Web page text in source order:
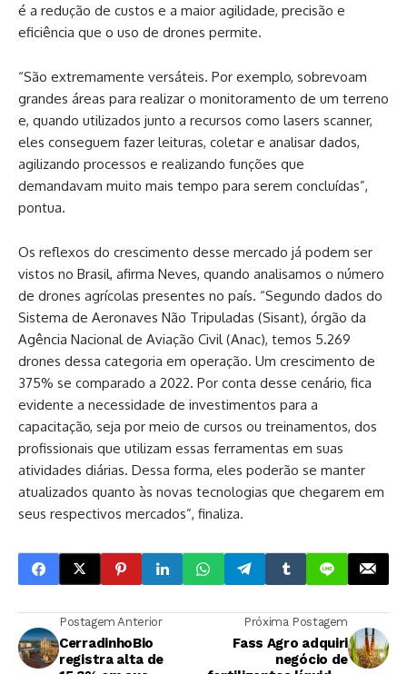
é a redução de custos e a maior agilidade, precisão e
eficiência que o uso de drones permite.
“São extremamente versáteis. Por exemplo, sobrevoam
grandes áreas para realizar o monitoramento de um terreno
e, quando utilizados junto a recursos como lasers scanner,
eles conseguem fazer leituras, coletar e analisar dados,
agilizando processos e realizando funções que
demandavam muito mais tempo para serem concluídas”,
pontua.
Os reflexos do crescimento desse mercado já podem ser
vistos no Brasil, afirma Neves, quando analisamos o número
de drones agrícolas presentes no país. “Segundo dados do
Sistema de Aeronaves Não Tripuladas (Sisant), órgão da
Agência Nacional de Aviação Civil (Anac), temos 5.269
drones dessa categoria em operação. Um crescimento de
375% se comparado a 2022. Por conta desse cenário, fica
evidente a necessidade de investimentos para a
capacitação, seja por meio de cursos ou treinamentos, dos
profissionais que utilizam essas ferramentas em suas
atividades diárias. Dessa forma, eles poderão se manter
atualizados quanto às novas tecnologias que chegarem em
seus respectivos mercados”, finaliza.
Postagem Anterior
CerradinhoBio
registra alta de
Próxima Postagem
Fass Agro adquiri
negócio de